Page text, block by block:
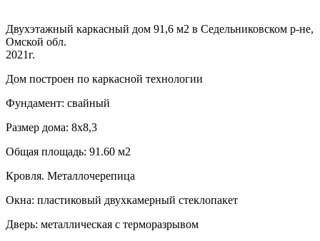
Двухэтажный каркасный дом 91,6 м2 в Седельниковском р-не,
Омской обл.
2021г.
Дом построен по каркасной технологии
Фундамент: свайный
Размер дома: 8х8,3
Общая площадь: 91.60 м2
Кровля. Металлочерепица
Окна: пластиковый двухкамерный стеклопакет
Дверь: металлическая с терморазрывом